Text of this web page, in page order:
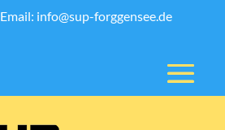
Email: info@sup-forggensee.de